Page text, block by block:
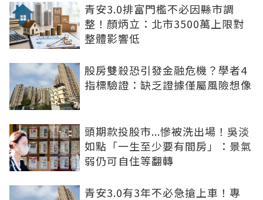
青安3.0排富門檻不必因縣市調
整！顏炳立：北市3500萬上限對
整體影響低
股房雙殺恐引發金融危機？學者4
指標驗證：缺乏證據僅屬風險想像
頭期款投股市...慘被洗出場！吳淡
如點「一生至少要有間房」：景氣
弱仍可自住等翻轉
青安3.0有3年不必急搶上車！專